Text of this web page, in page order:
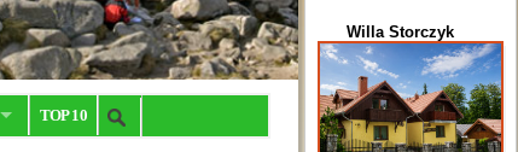
TOP 10
Willa Storczyk